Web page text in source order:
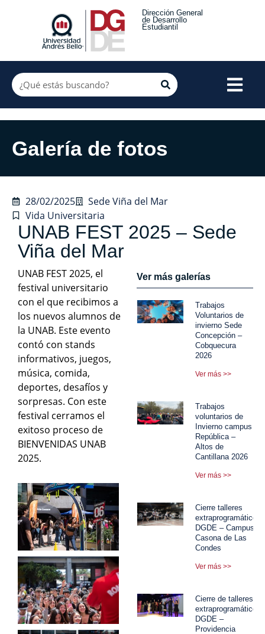
Dirección General
de Desarrollo
Estudiantil
Galería de fotos
28/02/2025
Sede Viña del Mar
Vida Universitaria
UNAB FEST 2025 – Sede
Viña del Mar
UNAB FEST 2025, el
festival universitario
con el que recibimos a
los nuevos alumnos de
la UNAB. Este evento
contó con stands
informativos, juegos,
música, comida,
deportes, desafíos y
sorpresas. Con este
festival cerramos el
exitoso proceso de
BIENVENIDAS UNAB
2025.
Ver más galerías
Trabajos
Voluntarios de
invierno Sede
Concepción –
Cobquecura
2026
Ver más >>
Trabajos
voluntarios de
Invierno campus
República –
Altos de
Cantillana 2026
Ver más >>
Cierre talleres
extraprogramáticos
DGDE – Campus
Casona de Las
Condes
Ver más >>
Cierre de talleres
extraprogramáticos
DGDE –
Providencia